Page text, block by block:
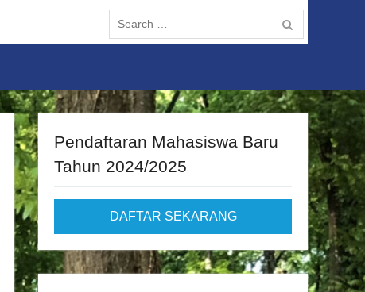
Search
for:
Pendaftaran Mahasiswa Baru
Tahun 2024/2025
DAFTAR SEKARANG